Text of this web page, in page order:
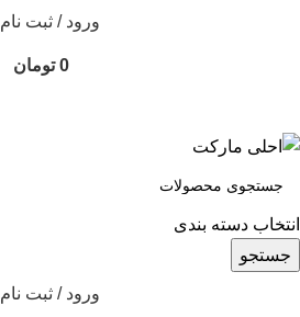
ورود / ثبت نام
0 تومان
انتخاب دسته بندی
جستجو
ورود / ثبت نام